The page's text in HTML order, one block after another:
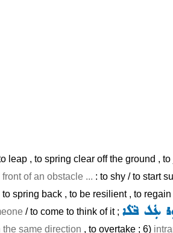
leap , to spring clear off the ground ,
of an obstacle ... : to shy / to start
spring back , to be resilient , to
/ to come to think of it ; ܥܲܠ ܒܵܠܵܐ
the same direction , to overtake ; 6)